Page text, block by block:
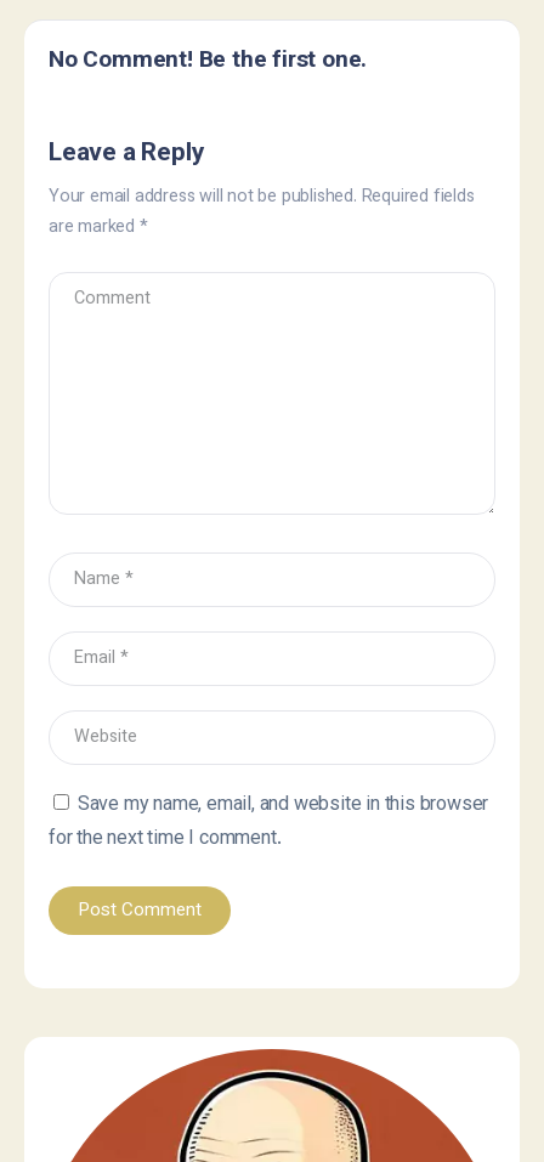
No Comment! Be the first one.
Leave a Reply
Your email address will not be published. Required fields
are marked *
Save my name, email, and website in this browser
for the next time I comment.